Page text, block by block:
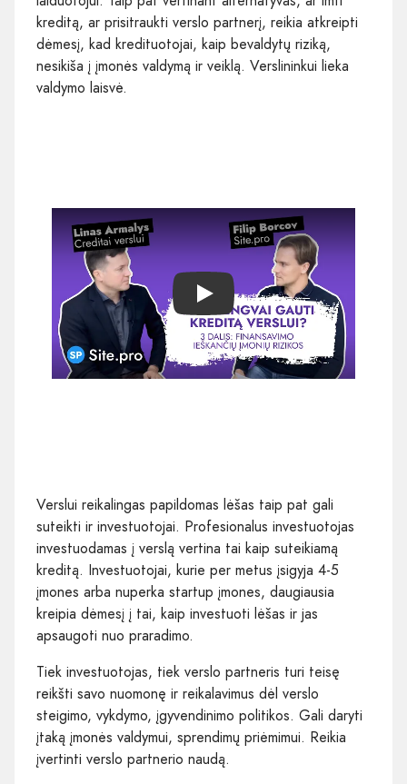
kreditą, ar prisitraukti verslo partnerį, reikia atkreipti
dėmesį, kad kredituotojai, kaip bevaldytų riziką,
nesikiša į įmonės valdymą ir veiklą. Verslininkui lieka
valdymo laisvė.
Play
Verslui reikalingas papildomas lėšas taip pat gali
suteikti ir investuotojai. Profesionalus investuotojas
investuodamas į verslą vertina tai kaip suteikiamą
kreditą. Investuotojai, kurie per metus įsigyja 4-5
įmones arba nuperka startup įmones, daugiausia
kreipia dėmesį į tai, kaip investuoti lėšas ir jas
apsaugoti nuo praradimo.
Tiek investuotojas, tiek verslo partneris turi teisę
reikšti savo nuomonę ir reikalavimus dėl verslo
steigimo, vykdymo, įgyvendinimo politikos. Gali daryti
įtaką įmonės valdymui, sprendimų priėmimui. Reikia
įvertinti verslo partnerio naudą.